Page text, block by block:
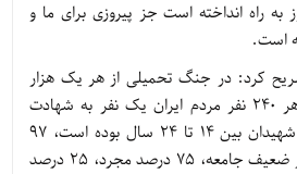
راه انداخته است جز پیروزی برای ما و
است.
کرد: در جنگ تحمیلی از هر یک هزار
رزمنده، چهار شهید و از هر ۲۴۰ نفر مردم ایران یک نفر به شهادت
رسیدند، سن ۷۲درصد از شهیدان بین ۱۴ تا ۲۴ سال بوده است، ۹۷
درصد شهدا متعلق به قشر ضعیف جامعه، ۷۵ درصد مجرد، ۲۵ درصد